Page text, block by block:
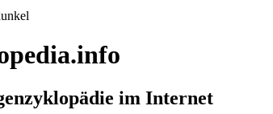
im Internet